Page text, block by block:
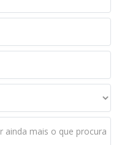
ainda mais o que procura